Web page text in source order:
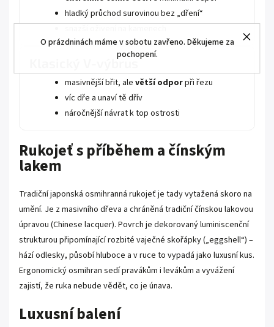
O prázdninách máme v sobotu zavřeno. Děkujeme za
pochopení.
hladký průchod surovinou bez „dření“
Klasický V-výbrus
masivnější břit, ale větší odporpři řezu
víc dře a unaví tě dřív
náročnější návrat k top ostrosti
Rukojeť s příběhem a čínským
lakem
Tradiční japonská osmihranná rukojeť je tady vytažená skoro na
umění. Je z masivního dřeva a chráněná tradiční čínskou lakovou
úpravou (Chinese lacquer). Povrch je dekorovaný luminiscenční
strukturou připomínající rozbité vaječné skořápky („eggshell“) –
hází odlesky, působí hluboce a v ruce to vypadá jako luxusní kus.
Ergonomický osmihran sedí pravákům i levákům a vyvážení
zajistí, že ruka nebude vědět, co je únava.
Luxusní balení